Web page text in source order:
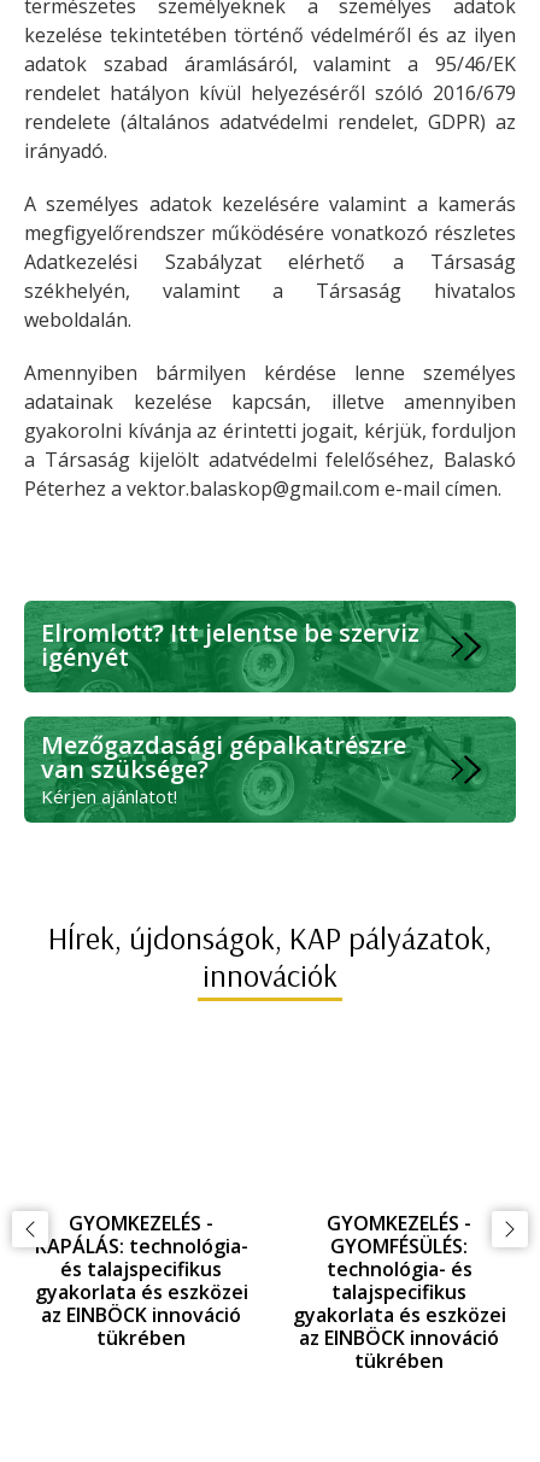
természetes személyeknek a személyes adatok
kezelése tekintetében történő védelméről és az ilyen
adatok szabad áramlásáról, valamint a 95/46/EK
rendelet hatályon kívül helyezéséről szóló 2016/679
rendelete (általános adatvédelmi rendelet, GDPR) az
irányadó.
A személyes adatok kezelésére valamint a kamerás
megfigyelőrendszer működésére vonatkozó részletes
Adatkezelési Szabályzat elérhető a Társaság
székhelyén, valamint a Társaság hivatalos
weboldalán.
Amennyiben bármilyen kérdése lenne személyes
adatainak kezelése kapcsán, illetve amennyiben
gyakorolni kívánja az érintetti jogait, kérjük, forduljon
a Társaság kijelölt adatvédelmi felelőséhez, Balaskó
Péterhez a vektor.balaskop@gmail.com e-mail címen.
Elromlott? Itt jelentse be szerviz
igényét
Mezőgazdasági gépalkatrészre
van szüksége?
Kérjen ajánlatot!
HÍrek, újdonságok, KAP pályázatok,
innovációk
GYOMKEZELÉS -
KAPÁLÁS: technológia-
és talajspecifikus
gyakorlata és eszközei
az EINBÖCK innováció
tükrében
GYOMKEZELÉS -
GYOMFÉSÜLÉS:
technológia- és
talajspecifikus
gyakorlata és eszközei
az EINBÖCK innováció
tükrében